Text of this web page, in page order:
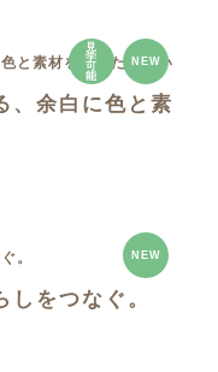
見
学
可
能
NEW
、余白に色と素
NEW
をつなぐ。